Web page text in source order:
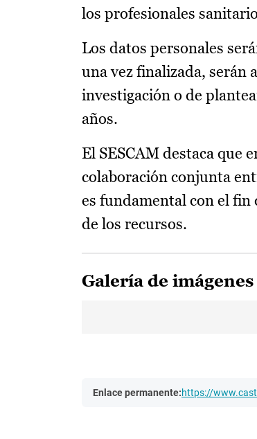
los profesionales
Los datos personales
una vez finalizada, serán
investigación o de
años.
El SESCAM destaca que
colaboración conjunta
es fundamental con el
de los recursos.
Galería de imágenes
Enlace permanente:https://